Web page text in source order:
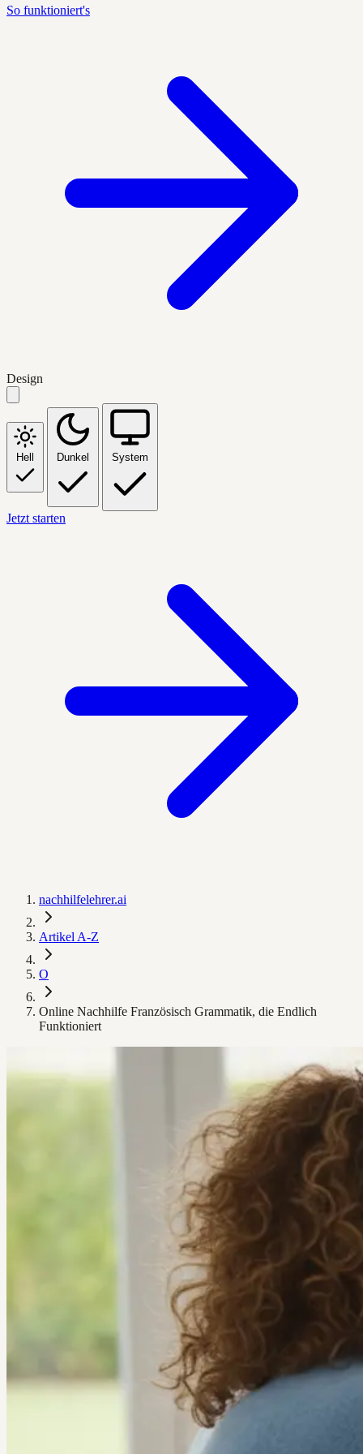
So funktioniert's
Design
Hell Dunkel System
Jetzt starten
nachhilfelehrer.ai
Artikel A-Z
O
Online Nachhilfe Französisch Grammatik, die Endlich
Funktioniert